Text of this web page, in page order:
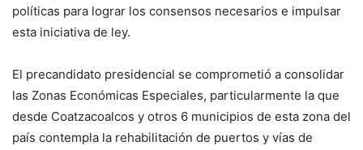
políticas para lograr los consensos necesarios e impulsar
esta iniciativa de ley.
El precandidato presidencial se comprometió a consolidar
las Zonas Económicas Especiales, particularmente la que
desde Coatzacoalcos y otros 6 municipios de esta zona del
país contempla la rehabilitación de puertos y vías de